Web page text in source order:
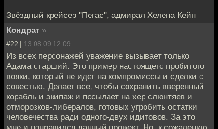
Звёздный крейсер "Пегас", адмирал Хелена Кейн
Кондрат »
#22 | 13.08.09 12:09
Из всех персонажей уважение вызывает только
Адама старший. Это пример настоящего пробитого
вояки, который не идет на компромиссы и сделки с
совестью. Делает все, чтобы сохранить вверенный
корабль и экипаж и посылает на хер слюнтяев и
отморозков-либералов, готовых угробить остатки
человечества ради одного-двух идитовов. За это
мне и понравился данный прожект. Но, к сожалению,